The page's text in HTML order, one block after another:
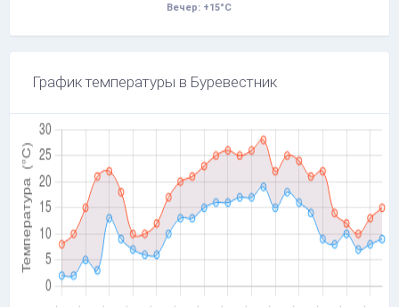
Вечер: +15°C
График температуры в Буревестник